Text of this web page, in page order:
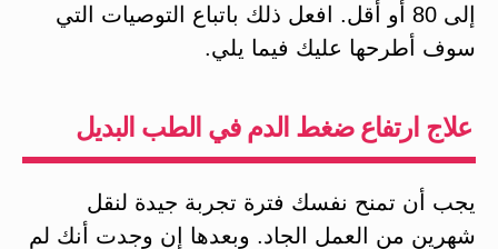
إلى 80 أو أقل. افعل ذلك باتباع التوصيات التي
سوف أطرحها عليك فيما يلي.
علاج ارتفاع ضغط الدم في الطب البديل
يجب أن تمنح نفسك فترة تجربة جيدة لنقل
شهرين من العمل الجاد. وبعدها إن وجدت أنك لم